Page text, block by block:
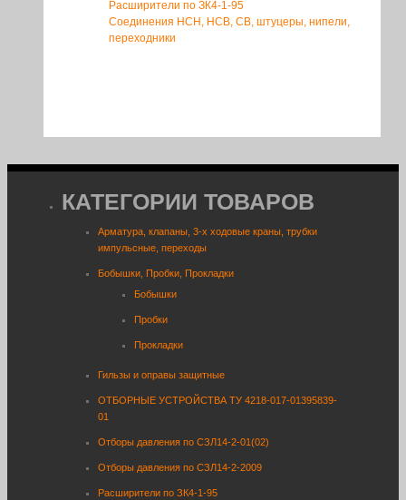
Расширители по ЗК4-1-95
Соединения НСН, НСВ, СВ, штуцеры, нипели,
переходники
КАТЕГОРИИ ТОВАРОВ
Арматура, клапаны, 3-х ходовые краны, трубки
импульсные, переходы
Бобышки, Пробки, Прокладки
Бобышки
Пробки
Прокладки
Гильзы и оправы защитные
ОТБОРНЫЕ УСТРОЙСТВА ТУ 4218-017-01395839-
01
Отборы давления по СЗЛ14-2-01(02)
Отборы давления по СЗЛ14-2-2009
Расширители по ЗК4-1-95